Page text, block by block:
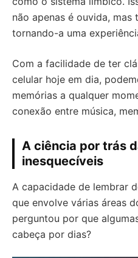
não apenas é ouvida, mas
tornando-a uma
Com a facilidade de ter
celular hoje em dia,
memórias a qualquer
conexão entre música,
A ciência por trás
inesquecíveis
A capacidade de lembrar
que envolve várias áreas
perguntou por que
cabeça por dias?